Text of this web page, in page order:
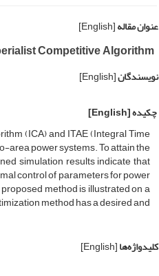
عنوان مقاله[English]
Competitive Algorithm
نویسندگان[English]
چکیده[English]
(ICA) and ITAE (Integral Time
area power systems. To attain the
simulation results indicate that
control of parameters for power
method is illustrated on a
method has a desired and
کلیدواژه‌ها[English]